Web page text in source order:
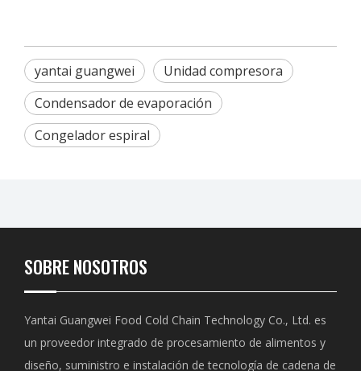
yantai guangwei
Unidad compresora
Condensador de evaporación
Congelador espiral
SOBRE NOSOTROS
Yantai Guangwei Food Cold Chain Technology Co., Ltd. es
un proveedor integrado de procesamiento de alimentos y
diseño, suministro e instalación de tecnología de cadena de